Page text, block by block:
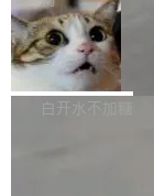
l 迁移或唤醒时，
库继续执行。存储
te 17 Pro、OPPO
样的次旗舰。
Z Flip8三款折叠屏
部搭载骁龙8 Elite
本控制系统。目前
ltaDB 的核心思路
眼的位置：「
mits」——软件是在
SpaceXAI 单季资
根据风险投资人
析）披露的最新分
白开水不加糖